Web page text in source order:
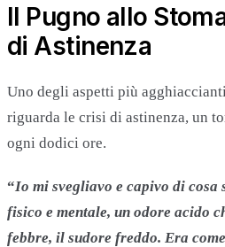
Il Pugno allo
di Astinenza
Uno degli aspetti più
riguarda le crisi di astinenza, un
ogni dodici ore.
“Io mi svegliavo e capivo di
fisico e mentale, un odore acido
febbre, il sudore freddo. Era